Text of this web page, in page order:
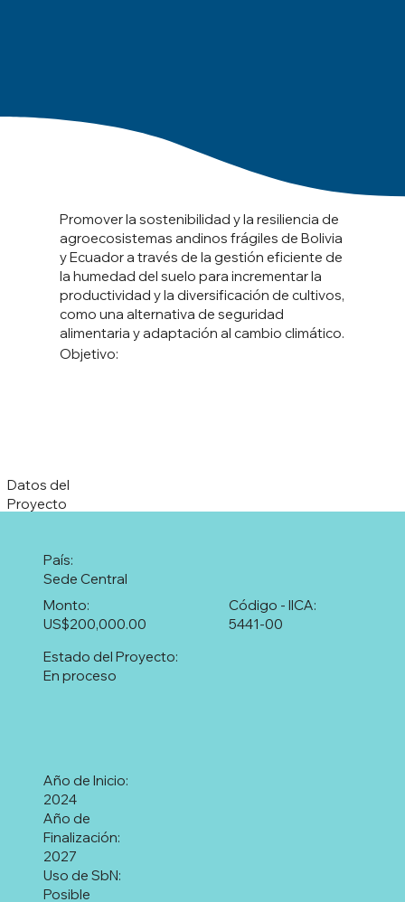
Objetivo:
Promover la sostenibilidad y la resiliencia de
agroecosistemas andinos frágiles de Bolivia
y Ecuador a través de la gestión eficiente de
la humedad del suelo para incrementar la
productividad y la diversificación de cultivos,
como una alternativa de seguridad
alimentaria y adaptación al cambio climático.
Datos del
Proyecto
País:
Sede Central
5441-00
Código - IICA:
US$200,000.00
Monto:
En proceso
Estado del Proyecto:
2024
Año de Inicio:
2027
Año de
Finalización:
Posible
Uso de SbN: